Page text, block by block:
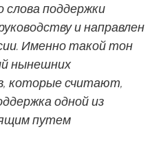
поддержки
и направлен
Именно такой тон
нынешних
которые считают,
одной из
путем